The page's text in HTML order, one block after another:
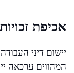
אכיפת
יישום דיני
המהווים ערכאה